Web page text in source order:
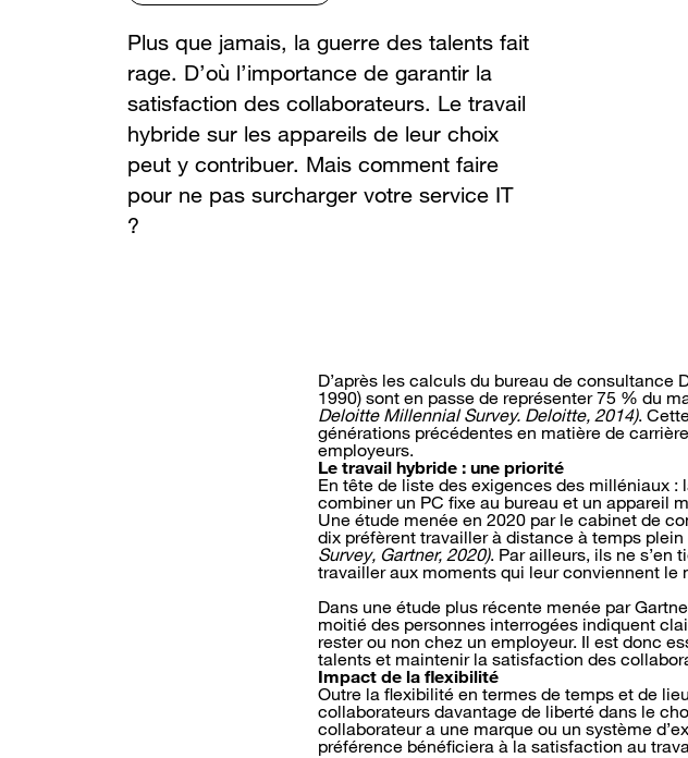
Plus que jamais, la guerre des talents fait
rage. D’où l’importance de garantir la
satisfaction des collaborateurs. Le travail
hybride sur les appareils de leur choix
peut y contribuer. Mais comment faire
pour ne pas surcharger votre service IT
?
D’après les calculs du bureau de consultance
1990) sont en passe de représenter 75 % du
Deloitte Millennial Survey. Deloitte, 2014).
générations précédentes en matière de
employeurs.
Le travail hybride : une priorité
En tête de liste des exigences des milléniaux
combiner un PC fixe au bureau et un appareil
Une étude menée en 2020 par le cabinet de
dix préfèrent travailler à distance à temps
Survey, Gartner, 2020). Par ailleurs, ils ne s’en
travailler aux moments qui leur conviennent le
Dans une étude plus récente menée par
moitié des personnes interrogées indiquent
rester ou non chez un employeur. Il est donc
talents et maintenir la satisfaction des
Impact de la flexibilité
Outre la flexibilité en termes de temps et de
collaborateurs davantage de liberté dans le
collaborateur a une marque ou un système
préférence bénéficiera à la satisfaction au